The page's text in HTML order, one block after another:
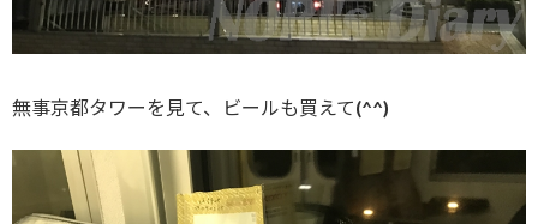
無事京都タワーを見て、ビールも買えて(^^)